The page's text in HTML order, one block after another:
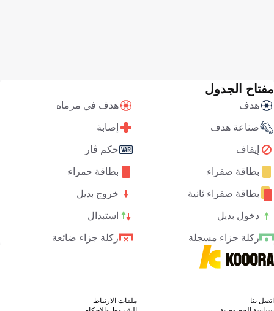
مفتاح الجدول
هدف هدف في مرماه
صناعة هدف إصابة
إيقاف حكم ڤار
بطاقة صفراء بطاقة حمراء
بطاقة صفراء ثانية خروج بديل
دخول بديل استبدال
ركلة جزاء مسجلة ركلة جزاء ضائعة
اتصل بنا
ملفات الارتباط